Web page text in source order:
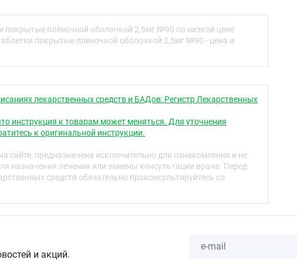
и пленочная оболочка. Таблетки дозировкой 2,5 мг
группа
β
не обладает мембраностабилизирующим
β1-адреноблокаторов, механизм действия при
покрытые плёночной оболочкой 2,5мг №90 по низкой цене
покрытые плёночной оболочкой 2,5мг №90 - цена и
лекарственных средств и БАДов: Регистр Лекарственных
инструкция к товарам может меняться. Для уточнения
к оригинальной инструкции.
сайте, предназначена исключительно для ознакомления и не
назначения лечения или замены консультации врача. Перед
средств обязательно проконсультируйтесь со
и акций.